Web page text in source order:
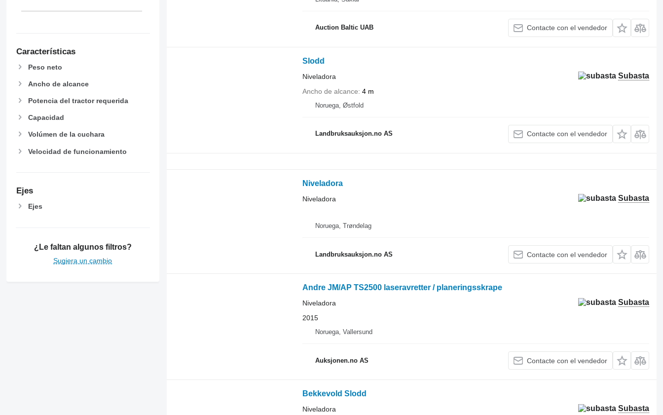
Características
Peso neto
Ancho de alcance
Potencia del tractor requerida
Capacidad
Volúmen de la cuchara
Velocidad de funcionamiento
Ejes
Ejes
¿Le faltan algunos filtros?
Sugiera un cambio
Auction Baltic UAB Contacte con el vendedor
Slodd
Subasta
Niveladora
Ancho de alcance 4 m
Noruega, Østfold
Landbruksauksjon.no AS Contacte con el vendedor
Niveladora
Subasta
Niveladora
Noruega, Trøndelag
Landbruksauksjon.no AS Contacte con el vendedor
Andre JM/AP TS2500 laseravretter / planeringsskrape
Subasta
Niveladora
2015
Noruega, Vallersund
Auksjonen.no AS Contacte con el vendedor
Bekkevold Slodd
Subasta
Niveladora